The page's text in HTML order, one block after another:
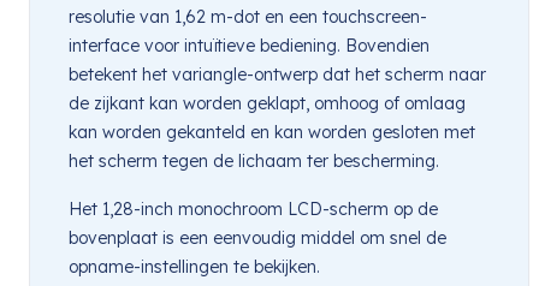
resolutie van 1,62 m-dot en een touchscreen-
interface voor intuïtieve bediening. Bovendien
betekent het variangle-ontwerp dat het scherm naar
de zijkant kan worden geklapt, omhoog of omlaag
kan worden gekanteld en kan worden gesloten met
het scherm tegen de lichaam ter bescherming.
Het 1,28-inch monochroom LCD-scherm op de
bovenplaat is een eenvoudig middel om snel de
opname-instellingen te bekijken.